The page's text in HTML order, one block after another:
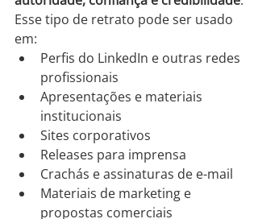
Esse tipo de retrato pode ser usado
em:
Perfis do LinkedIn e outras redes
profissionais
Apresentações e materiais
institucionais
Sites corporativos
Releases para imprensa
Crachás e assinaturas de e-mail
Materiais de marketing e
propostas comerciais